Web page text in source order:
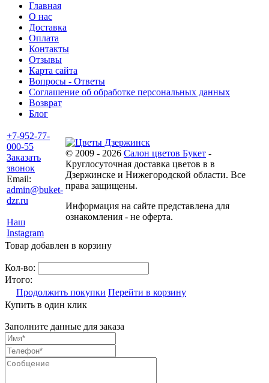
Главная
О нас
Доставка
Оплата
Контакты
Отзывы
Карта сайта
Вопросы - Ответы
Соглашение об обработке персональных данных
Возврат
Блог
+7-952-77-
000-55
Заказать
звонок
Email:
admin@buket-
dzr.ru
Наш
Instagram
© 2009 - 2026 Салон цветов Букет -
Круглосуточная доставка цветов в в
Дзержинске и Нижегородской области. Все
права защищены.
Информация на сайте представлена для
ознакомления - не оферта.
Товар добавлен в корзину
Кол-во:
Итого:
Продолжить покупки Перейти в корзину
Купить в один клик
Заполните данные для заказа